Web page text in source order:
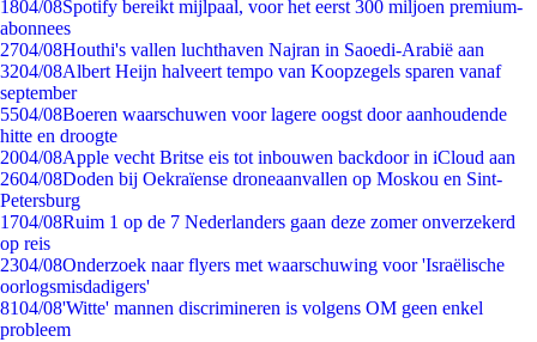
1804/08Spotify bereikt mijlpaal, voor het eerst 300 miljoen premium-
abonnees
2704/08Houthi's vallen luchthaven Najran in Saoedi-Arabië aan
3204/08Albert Heijn halveert tempo van Koopzegels sparen vanaf
september
5504/08Boeren waarschuwen voor lagere oogst door aanhoudende
hitte en droogte
2004/08Apple vecht Britse eis tot inbouwen backdoor in iCloud aan
2604/08Doden bij Oekraïense droneaanvallen op Moskou en Sint-
Petersburg
1704/08Ruim 1 op de 7 Nederlanders gaan deze zomer onverzekerd
op reis
2304/08Onderzoek naar flyers met waarschuwing voor 'Israëlische
oorlogsmisdadigers'
8104/08'Witte' mannen discrimineren is volgens OM geen enkel
probleem